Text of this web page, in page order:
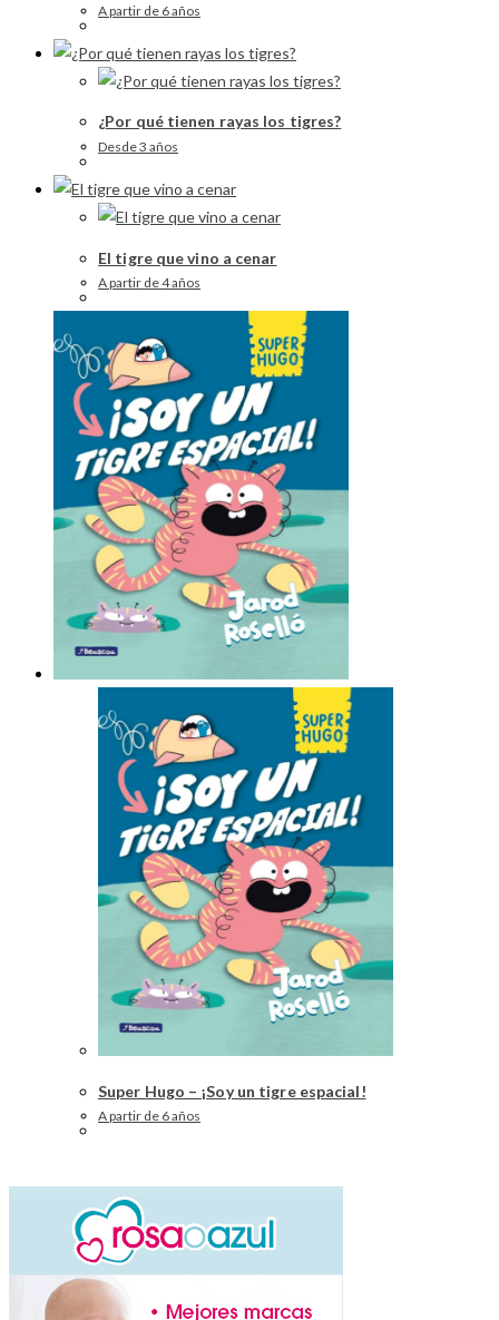
A partir de 6 años
¿Por qué tienen rayas los tigres?
Desde 3 años
El tigre que vino a cenar
A partir de 4 años
Super Hugo – ¡Soy un tigre espacial!
A partir de 6 años